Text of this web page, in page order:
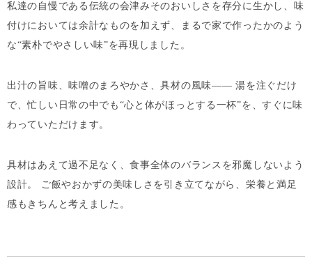
私達の自慢である伝統の会津みそのおいしさを存分に生かし、味
付けにおいては余計なものを加えず、まるで家で作ったかのよう
な“素朴でやさしい味”を再現しました。
出汁の旨味、味噌のまろやかさ、具材の風味—— 湯を注ぐだけ
で、忙しい日常の中でも“心と体がほっとする一杯”を、すぐに味
わっていただけます。
具材はあえて過不足なく、食事全体のバランスを邪魔しないよう
設計。 ご飯やおかずの美味しさを引き立てながら、栄養と満足
感もきちんと考えました。